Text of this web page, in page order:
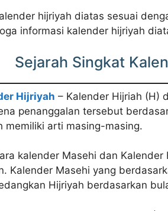
hijriyah diatas sesuai
informasi kalender hijriyah
Sejarah Singkat
Hijriyah – Kalender Hijriah (H)
penanggalan tersebut
memiliki arti masing-masing.
kalender Masehi dan
Kalender Masehi yang
Hijriyah berdasarkan